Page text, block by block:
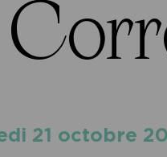
21 octobre